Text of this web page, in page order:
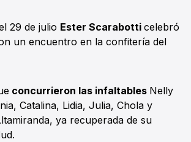
29 de julio Ester Scarabotti celebró
un encuentro en la confitería del
concurrieron las infaltables Nelly
Catalina, Lidia, Julia, Chola y
ya recuperada de su